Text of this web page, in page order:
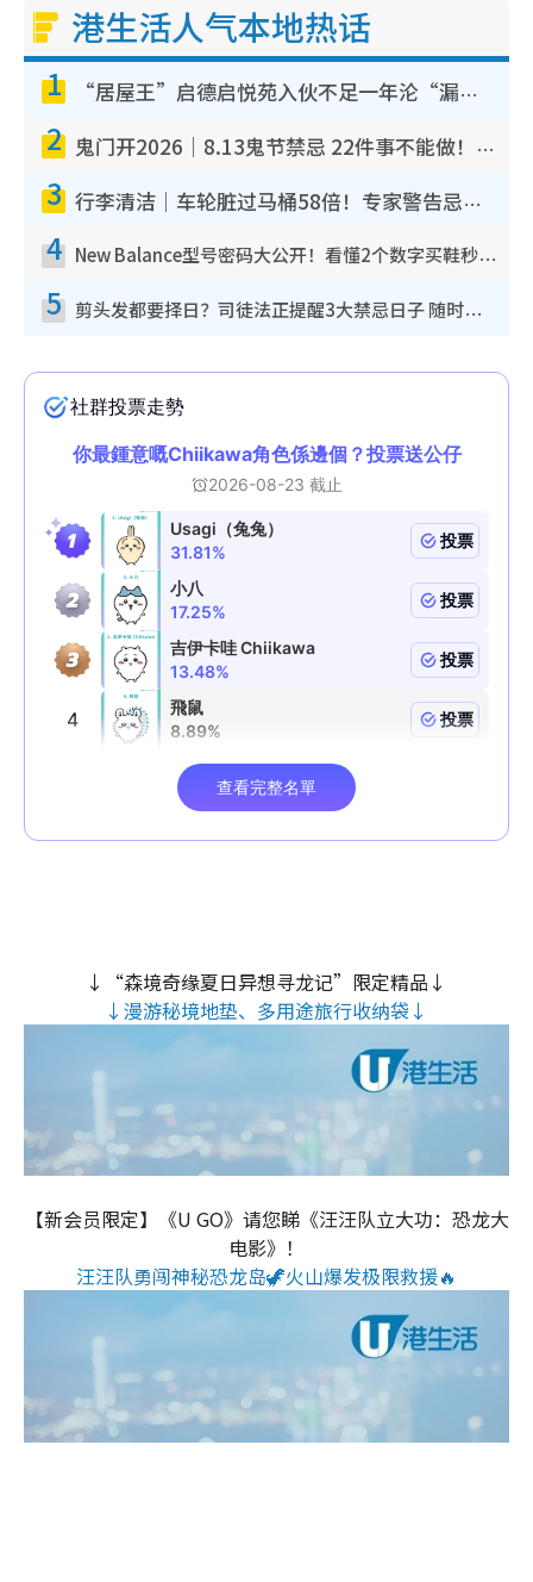
港生活人气本地热话
1 “居屋王”启德启悦苑入伙不足一年沦“漏水之王”！插座喷火花致大停电 多户业主全屋家电报废
2 鬼门开2026｜8.13鬼节禁忌 22件事不能做！烧肉、刺身要少食？半夜勿吹口哨/打给个电话
3 行李清洁｜车轮脏过马桶58倍！专家警告忌用酒精擦 教1招免脏手除菌
4 New Balance型号密码大公开！看懂2个数字买鞋秒知功能免中伏 附5大热门鞋款
5 剪头发都要择日？司徒法正提醒3大禁忌日子 随时剪走财运！这日剪发恐“剪寿命”？
↓“森境奇缘夏日异想寻龙记”限定精品↓
↓漫游秘境地垫、多用途旅行收纳袋↓
【新会员限定】《U GO》请您睇《汪汪队立大功：恐龙大
电影》！
汪汪队勇闯神秘恐龙岛🦖火山爆发极限救援🔥